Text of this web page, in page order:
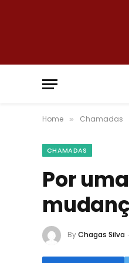
Home » Chamadas
CHAMADAS
Por
ByChagas Silva